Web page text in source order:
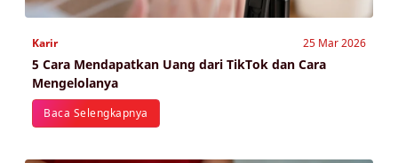
Karir 25 Mar 2026
5 Cara Mendapatkan Uang dari TikTok dan Cara
Mengelolanya
Baca Selengkapnya